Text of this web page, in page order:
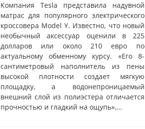
Компания Tesla представила надувной
матрас для популярного электрического
кроссовера Model Y. Известно, что новый
необычный аксессуар оценили в 225
долларов или около 210 евро по
актуальному обменному курсу. «Его 8-
сантиметровый наполнитель из пены
высокой плотности создает мягкую
площадку, а водонепроницаемый
внешний слой из полиэстера отличается
прочностью и гладкий на ощупь»,...